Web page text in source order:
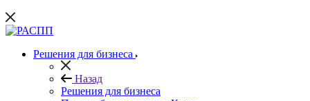
Решения для бизнеса
Назад
Решения для бизнеса